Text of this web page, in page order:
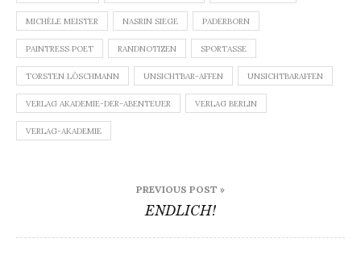
MICHÈLE MEISTER NASRIN SIEGE PADERBORN
PAINTRESS POET RANDNOTIZEN SPORTASSE
TORSTEN LÖSCHMANN UNSICHTBAR-AFFEN UNSICHTBARAFFEN
VERLAG AKADEMIE-DER-ABENTEUER VERLAG BERLIN
VERLAG-AKADEMIE
PREVIOUS POST »
ENDLICH!